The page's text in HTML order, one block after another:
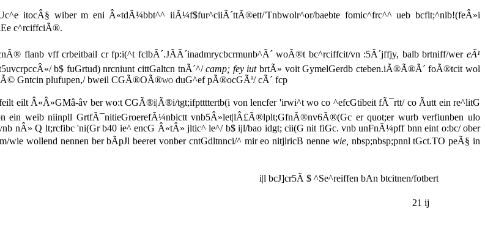
itocÂ§ wiber m eni Â«tdÃ¼bbt^^ iiÃ¼f$fur^ciiÃ´ttÃ®ett/'Tnbwolr^or/baebte fomic^frc^^ ueb bcflt;^nlb!(feÂ»i
c^rciffciÃ®.
flanb vff crbeitbail cr fp:i(^t fclbÃ´.JÃÃ´inadmrycbcrmunb^Ã´ woÃ®t bc^rciffcit/vn :5Ã´jffjy, balb brtniff/wereÃ¹
b$ fuGrtud) nrcniunt cittGaltcn tnÃ´^/camp; fey iutbrtÃ» voit GymelGerdb cteben.iÃ®Ã®Ã´ foÃ®tcit wol
Gntcin plufupen,/ bweil CGÃ®OÃ®wo duG^ef pÃ®ocGÃª/ cÃ´ fcp
Â«Â»GMâ-âv ber wo:t CGÃ®i|Ã®i/tgt;ifpttttertb(i von lencfer 'irwi^t wo co ^efcGtibeit fÃ¯rtt/ co Ãutt ein re^litG
ein weib niinpll GrtfÃ¯nitieGroerefÃ¼nbictt vnb5Â»let|lÂ£Ã®lplt;GfnÃ®nv6Ã®(Gc er quot;er wurb verfiunben ulo
nÂ» Q lt;rcfibc 'ni(Gr b40 ie^ encG Â«tÂ» jltic^ le^/ b$ ijl/bao idgt; cii(G nit fiGc. vnb unFnÃ¼pff bnn eint o:bc/ ober
wollend nennen ber bÃpJl beeret vonber cntGdltnnci/^ mir eo nitjlricB nenne wie, nbsp;nbsp;pnnl tGct.TO peÃ§ in
i|l bcJ]cr5Ã $ ^Se^reiffen bAn btcitnen/fotbert
21 ij